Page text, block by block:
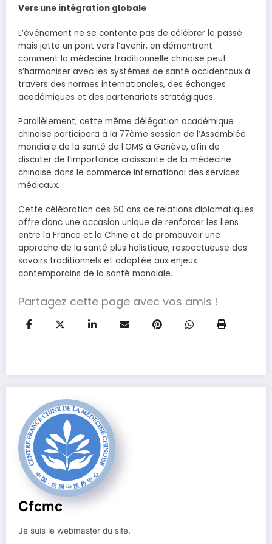
Vers une intégration globale
L’événement ne se contente pas de célébrer le passé
mais jette un pont vers l’avenir, en démontrant
comment la médecine traditionnelle chinoise peut
s’harmoniser avec les systèmes de santé occidentaux à
travers des normes internationales, des échanges
académiques et des partenariats stratégiques.
Parallèlement, cette même délégation académique
chinoise participera à la 77ème session de l’Assemblée
mondiale de la santé de l’OMS à Genève, afin de
discuter de l’importance croissante de la médecine
chinoise dans le commerce international des services
médicaux.
Cette célébration des 60 ans de relations diplomatiques
offre donc une occasion unique de renforcer les liens
entre la France et la Chine et de promouvoir une
approche de la santé plus holistique, respectueuse des
savoirs traditionnels et adaptée aux enjeux
contemporains de la santé mondiale.
Partagez cette page avec vos amis !
Cfcmc
Je suis le webmaster du site.